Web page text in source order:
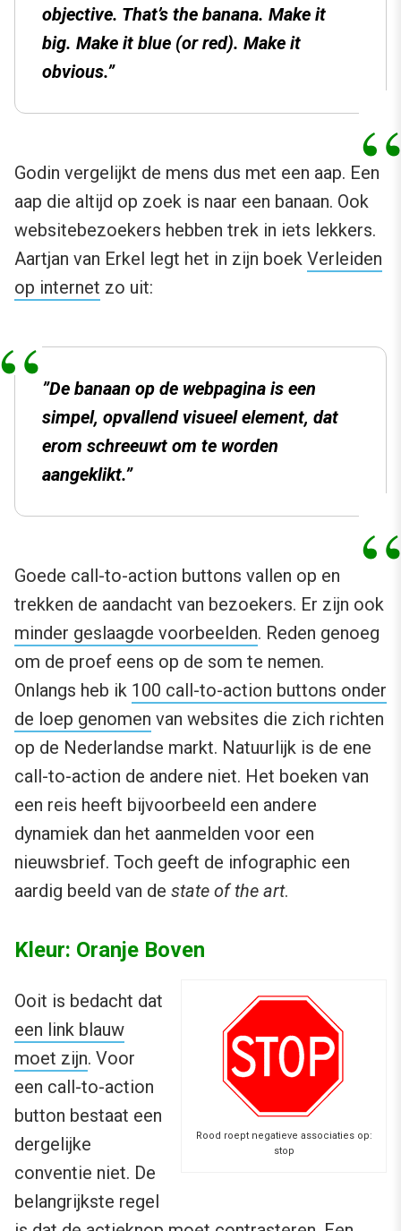
objective. That’s the banana. Make it
big. Make it blue (or red). Make it
obvious.”
Godin vergelijkt de mens dus met een aap. Een
aap die altijd op zoek is naar een banaan. Ook
websitebezoekers hebben trek in iets lekkers.
Aartjan van Erkel legt het in zijn boek Verleiden
op internet zo uit:
”De banaan op de webpagina is een
simpel, opvallend visueel element, dat
erom schreeuwt om te worden
aangeklikt.”
Goede call-to-action buttons vallen op en
trekken de aandacht van bezoekers. Er zijn ook
minder geslaagde voorbeelden. Reden genoeg
om de proef eens op de som te nemen.
Onlangs heb ik 100 call-to-action buttons onder
de loep genomen van websites die zich richten
op de Nederlandse markt. Natuurlijk is de ene
call-to-action de andere niet. Het boeken van
een reis heeft bijvoorbeeld een andere
dynamiek dan het aanmelden voor een
nieuwsbrief. Toch geeft de infographic een
aardig beeld van de state of the art.
Kleur: Oranje Boven
Rood roept negatieve associaties op:
stop
Ooit is bedacht dat
een link blauw
moet zijn. Voor
een call-to-action
button bestaat een
dergelijke
conventie niet. De
belangrijkste regel